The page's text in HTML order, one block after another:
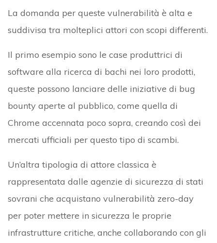
La domanda per queste vulnerabilità è alta e
suddivisa tra molteplici attori con scopi differenti.
Il primo esempio sono le case produttrici di
software alla ricerca di bachi nei loro prodotti,
queste possono lanciare delle iniziative di bug
bounty aperte al pubblico, come quella di
Chrome accennata poco sopra, creando così dei
mercati ufficiali per questo tipo di scambi.
Un’altra tipologia di attore classica è
rappresentata dalle agenzie di sicurezza di stati
sovrani che acquistano vulnerabilità zero-day
per poter mettere in sicurezza le proprie
infrastrutture critiche, anche collaborando con gli